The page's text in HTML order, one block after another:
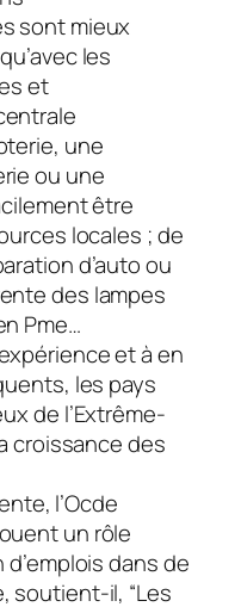
sont mieux
les
et
une
ou une
être
locales ; de
d’auto ou
des lampes
Pme…
et à en
les pays
de l’Extrême-
croissance des
l’Ocde
un rôle
dans de
soutient-il, “Les